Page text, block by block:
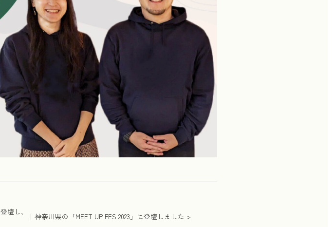
壇し、
｜ 神奈川県の「MEET UP FES 2023」に登壇しました >